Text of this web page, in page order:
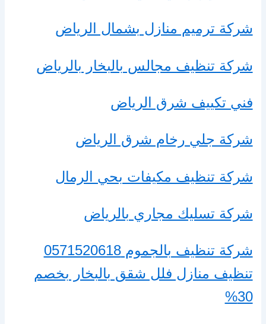
شركة ترميم منازل بشمال الرياض
شركة تنظيف مجالس بالبخار بالرياض
فني تكييف شرق الرياض
شركة جلي رخام شرق الرياض
شركة تنظيف مكيفات بحي الرمال
شركة تسليك مجاري بالرياض
شركة تنظيف بالجموم 0571520618
تنظيف منازل فلل شقق بالبخار بخصم
30%